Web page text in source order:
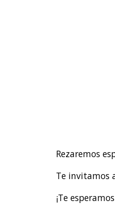
Rezaremos
Te invitamos
¡Te